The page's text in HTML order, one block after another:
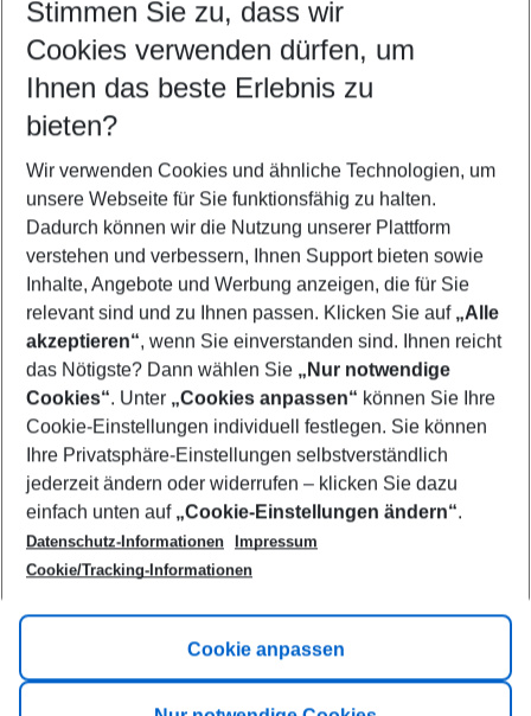
Customize your offer
Find the perfect deal which suits your best
Your departure airport
Any airport
Select your date range
09/08/26–07/08/27 5-8 nights
Who will travel
2 adults No children
Show more filter
Footer
Footer navigation
Title A
Link A
Stimmen Sie zu, dass wir
Cookies verwenden dürfen, um
Ihnen das beste Erlebnis zu
bieten?
Wir verwenden Cookies und ähnliche Technologien, um
unsere Webseite für Sie funktionsfähig zu halten.
Dadurch können wir die Nutzung unserer Plattform
verstehen und verbessern, Ihnen Support bieten sowie
Inhalte, Angebote und Werbung anzeigen, die für Sie
relevant sind und zu Ihnen passen. Klicken Sie auf „Alle
akzeptieren“, wenn Sie einverstanden sind. Ihnen reicht
das Nötigste? Dann wählen Sie „Nur notwendige
Cookies“. Unter „Cookies anpassen“ können Sie Ihre
Cookie-Einstellungen individuell festlegen. Sie können
Ihre Privatsphäre-Einstellungen selbstverständlich
jederzeit ändern oder widerrufen – klicken Sie dazu
einfach unten auf „Cookie-Einstellungen ändern“.
Datenschutz-Informationen
Impressum
Cookie/Tracking-Informationen
Cookie anpassen